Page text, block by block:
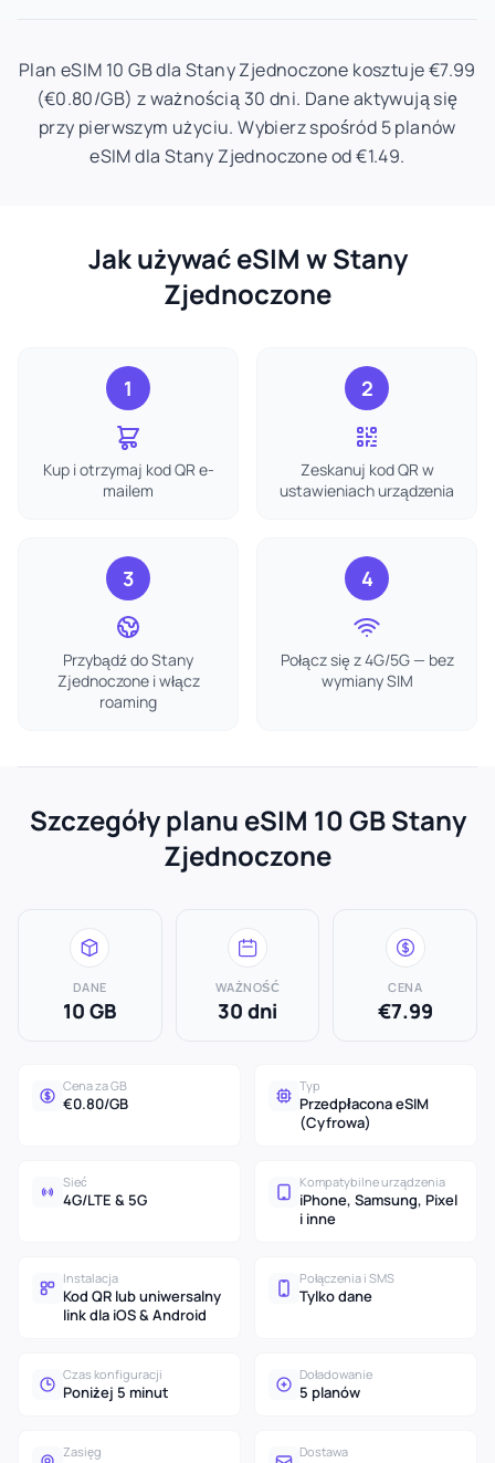
Plan eSIM 10 GB dla Stany Zjednoczone kosztuje €7.99
(€0.80/GB) z ważnością 30 dni. Dane aktywują się
przy pierwszym użyciu. Wybierz spośród 5 planów
eSIM dla Stany Zjednoczone od €1.49.
Jak używać eSIM w Stany
Zjednoczone
1
Kup i otrzymaj kod QR e-
mailem
2
Zeskanuj kod QR w
ustawieniach urządzenia
3
Przybądź do Stany
Zjednoczone i włącz
roaming
4
Połącz się z 4G/5G — bez
wymiany SIM
Szczegóły planu eSIM 10 GB Stany
Zjednoczone
DANE
10 GB
WAŻNOŚĆ
30 dni
CENA
€7.99
Cena za GB
€0.80/GB
Typ
Przedpłacona eSIM
(Cyfrowa)
Sieć
4G/LTE & 5G
Kompatybilne urządzenia
iPhone, Samsung, Pixel
i inne
Instalacja
Kod QR lub uniwersalny
link dla iOS & Android
Połączenia i SMS
Tylko dane
Czas konfiguracji
Poniżej 5 minut
Doładowanie
5 planów
Zasięg Dostawa